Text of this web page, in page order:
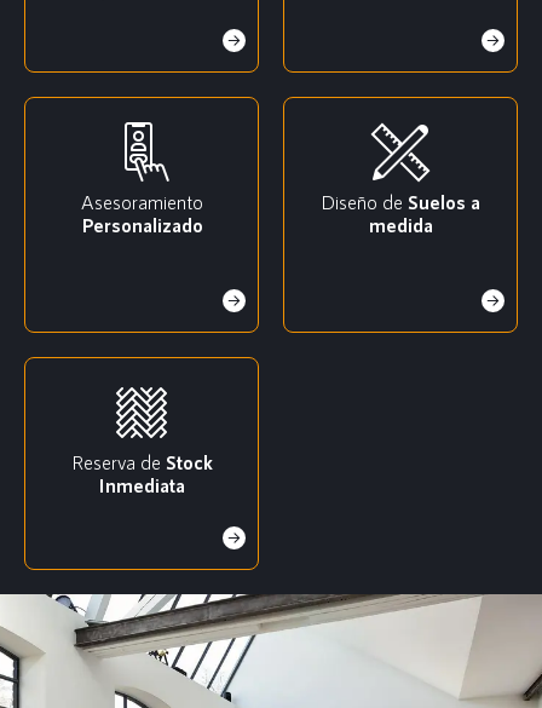
Asesoramiento
Personalizado
Diseño de Suelos a
medida
Reserva de Stock
Inmediata